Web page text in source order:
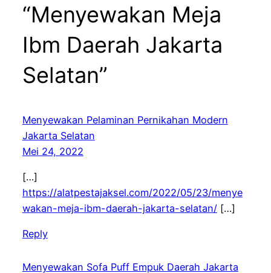
“Menyewakan Meja
Ibm Daerah Jakarta
Selatan”
Menyewakan Pelaminan Pernikahan Modern
Jakarta Selatan
Mei 24, 2022
[…]
https://alatpestajaksel.com/2022/05/23/menye
wakan-meja-ibm-daerah-jakarta-selatan/[…]
Reply
Menyewakan Sofa Puff Empuk Daerah Jakarta